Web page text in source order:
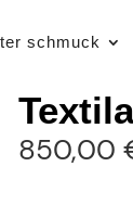
schmuck
850,00